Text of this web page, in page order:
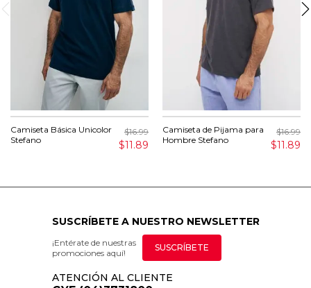
Camiseta Básica Unicolor
Stefano
$16.99
$11.89
Camiseta de Pijama para
Hombre Stefano
$16.99
$11.89
SUSCRÍBETE A NUESTRO NEWSLETTER
¡Entérate de nuestras
promociones aquí!
SUSCRÍBETE
ATENCIÓN AL CLIENTE